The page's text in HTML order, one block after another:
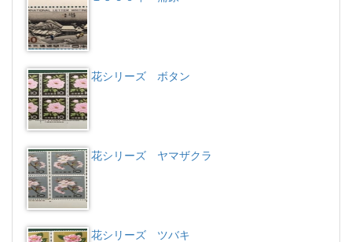
花シリーズ ボタン
花シリーズ ヤマザクラ
花シリーズ ツバキ